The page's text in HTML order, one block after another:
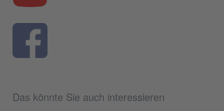
Das könnte Sie auch interessieren